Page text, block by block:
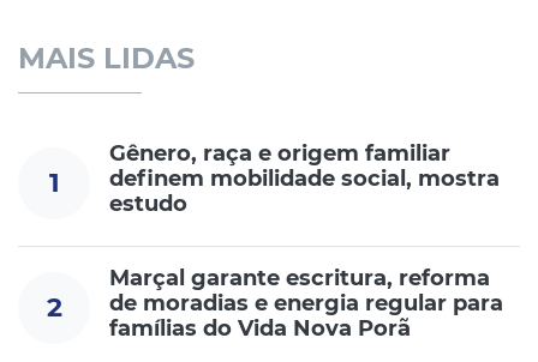
MAIS LIDAS
1
Gênero, raça e origem familiar
definem mobilidade social, mostra
estudo
2
Marçal garante escritura, reforma
de moradias e energia regular para
famílias do Vida Nova Porã